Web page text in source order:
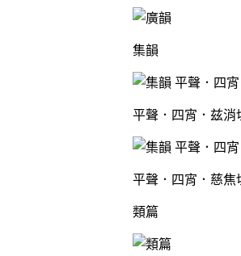
集韻
平聲．四宵．兹消
平聲．四宵．慈焦
類篇